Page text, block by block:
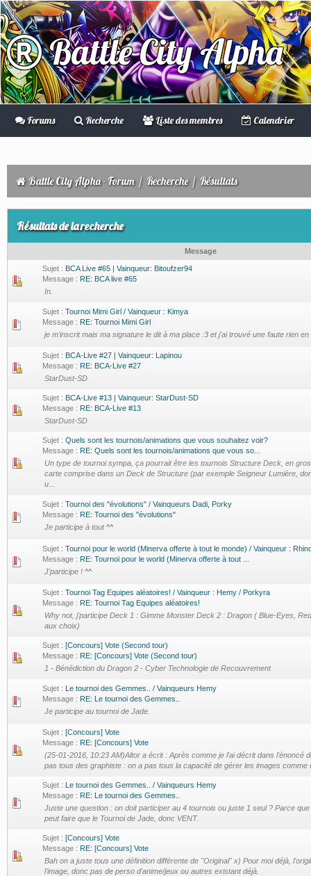
Battle City Alpha
Forums Recherche Liste des membres Calendrier
Battle City Alpha - Forum/ Recherche / Résultats
Résultats de la recherche
Message
Sujet : BCA Live #65 | Vainqueur: Bitoufzer94
Message : RE: BCA live #65
In.
Sujet : Tournoi Mimi Girl / Vainqueur : Kimya
Message : RE: Tournoi Mimi Girl
je m'inscrit mais ma signature le dit à ma place :3 et j'ai trouvé une faute rien
Sujet : BCA-Live #27 | Vainqueur: Lapinou
Message : RE: BCA-Live #27
StarDust-SD
Sujet : BCA-Live #13 | Vainqueur: StarDust-SD
Message : RE: BCA-Live #13
StarDust-SD
Sujet : Quels sont les tournois/animations que vous souhaitez voir?
Message : RE: Quels sont les tournois/animations que vous so...
Un type de tournoi sympa, ça pourrait être les tournois Structure Deck, en
carte comprise dans un Deck de Structure (par exemple Seigneur Lumière,
u...
Sujet : Tournoi des "évolutions" / Vainqueurs Dadi, Porky
Message : RE: Tournoi des "évolutions"
Je participe à tout ^^
Sujet : Tournoi pour le world (Minerva offerte à tout le monde) / Vainqueur :
Message : RE: Tournoi pour le world (Minerva offerte à tout ...
J'participe ! ^^
Sujet : Tournoi Tag Equipes aléatoires! / Vainqueur : Hemy / Porkyra
Message : RE: Tournoi Tag Equipes aléatoires!
Why not, j'participe Deck 1 : Gimme Monster Deck 2 : Dragon ( Blue-Eyes,
aux choix)
Sujet : [Concours] Vote (Second tour)
Message : RE: [Concours] Vote (Second tour)
1 - Bénédiction du Dragon 2 - Cyber Technologie de Recouvrement
Sujet : Le tournoi des Gemmes.. / Vainqueurs Hemy
Message : RE: Le tournoi des Gemmes..
Je participe au tournoi de Jade.
Sujet : [Concours] Vote
Message : RE: [Concours] Vote
(25-01-2016, 10:23 AM)Altor a écrit : Après comme je l'ai décrit dans l'énoncé
pas tous des graphiste : on a pas tous la capacité de gérer les images
Sujet : Le tournoi des Gemmes.. / Vainqueurs Hemy
Message : RE: Le tournoi des Gemmes..
Juste une question : on doit participer au 4 tournois ou juste 1 seul ? Parce
peut faire que le Tournoi de Jade, donc VENT.
Sujet : [Concours] Vote
Message : RE: [Concours] Vote
Bah on a juste tous une définition différente de "Original" x) Pour moi déjà,
l'image, donc pas de perso d'anime/jeux ou autres existant déjà.